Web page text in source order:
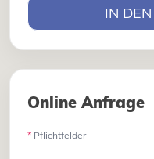
IN
Online Anfrage
* Pflichtfelder